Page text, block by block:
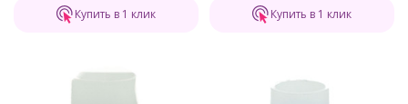
Купить в 1 клик Купить в 1 клик